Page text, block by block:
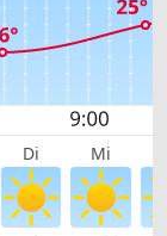
Di Mi